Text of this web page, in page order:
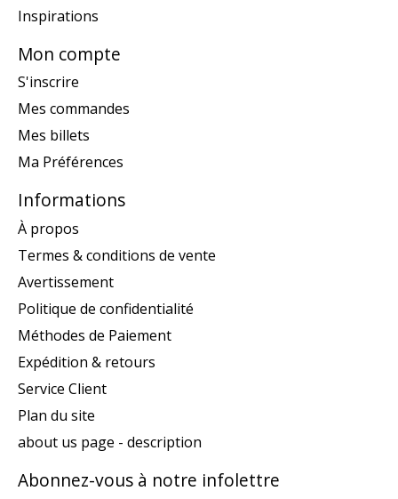
Inspirations
Mon compte
S'inscrire
Mes commandes
Mes billets
Ma Préférences
Informations
À propos
Termes & conditions de vente
Avertissement
Politique de confidentialité
Méthodes de Paiement
Expédition & retours
Service Client
Plan du site
about us page - description
Abonnez-vous à notre infolettre